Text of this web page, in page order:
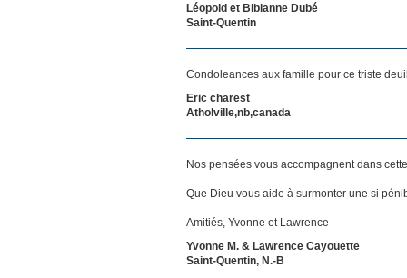
Léopold et Bibianne Dubé
Saint-Quentin
Condoleances aux famille pour ce triste
Eric charest
Atholville,nb,canada
Nos pensées vous accompagnent dans
Que Dieu vous aide à surmonter une si
Amitiés, Yvonne et Lawrence
Yvonne M. & Lawrence Cayouette
Saint-Quentin, N.-B